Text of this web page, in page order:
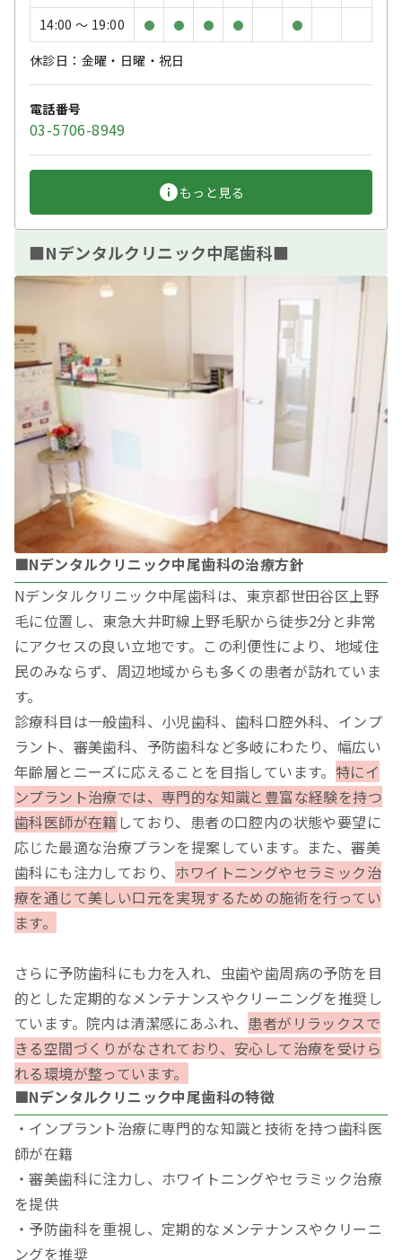
14:00 〜 19:00 ● ● ● ● ●
休診日：金曜・日曜・祝日
電話番号
03-5706-8949
もっと見る
■Nデンタルクリニック中尾歯科■
■Nデンタルクリニック中尾歯科の治療方針
Nデンタルクリニック中尾歯科は、東京都世田谷区上野
毛に位置し、東急大井町線上野毛駅から徒歩2分と非常
にアクセスの良い立地です。この利便性により、地域住
民のみならず、周辺地域からも多くの患者が訪れていま
す。
診療科目は一般歯科、小児歯科、歯科口腔外科、インプ
ラント、審美歯科、予防歯科など多岐にわたり、幅広い
年齢層とニーズに応えることを目指しています。 特にイ
ンプラント治療では、専門的な知識と豊富な経験を持つ
歯科医師が在籍 しており、患者の口腔内の状態や要望に
応じた最適な治療プランを提案しています。また、審美
歯科にも注力しており、 ホワイトニングやセラミック治
療を通じて美しい口元を実現するための施術を行ってい
ます。
さらに予防歯科にも力を入れ、虫歯や歯周病の予防を目
的とした定期的なメンテナンスやクリーニングを推奨し
ています。院内は清潔感にあふれ、 患者がリラックスで
きる空間づくりがなされており、安心して治療を受けら
れる環境が整っています。
■Nデンタルクリニック中尾歯科の特徴
・インプラント治療に専門的な知識と技術を持つ歯科医
師が在籍
・審美歯科に注力し、ホワイトニングやセラミック治療
を提供
・予防歯科を重視し、定期的なメンテナンスやクリーニ
ングを推奨